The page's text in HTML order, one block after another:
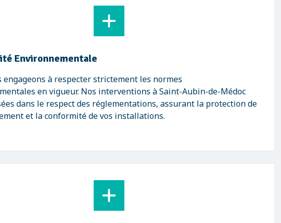
Environnementale
engageons à respecter strictement les normes
en vigueur. Nos interventions à Saint-Aubin-de-Médoc
dans le respect des réglementations, assurant la protection de
et la conformité de vos installations.